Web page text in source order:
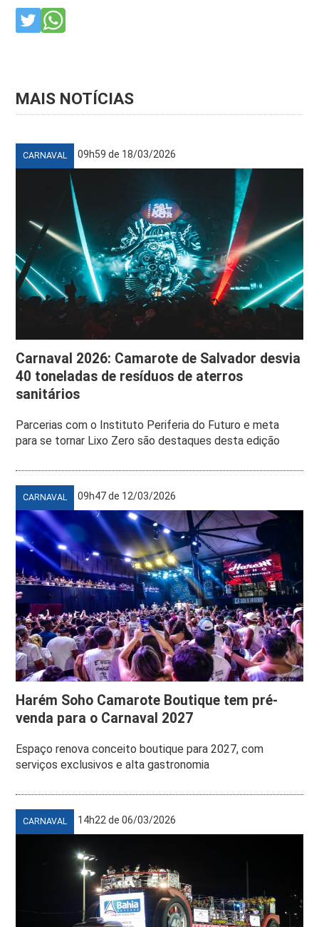
MAIS NOTÍCIAS
CARNAVAL 09h59 de 18/03/2026
Carnaval 2026: Camarote de Salvador desvia
40 toneladas de resíduos de aterros
sanitários
Parcerias com o Instituto Periferia do Futuro e meta
para se tornar Lixo Zero são destaques desta edição
CARNAVAL 09h47 de 12/03/2026
Harém Soho Camarote Boutique tem pré-
venda para o Carnaval 2027
Espaço renova conceito boutique para 2027, com
serviços exclusivos e alta gastronomia
CARNAVAL 14h22 de 06/03/2026